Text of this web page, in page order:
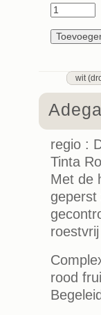
wit
regio :
Tinta
Met de
geperst
rood